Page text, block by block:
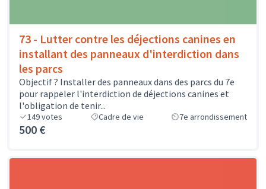
73 - Lutter contre les déjections canines en
installant des panneaux d'interdiction dans
les parcs
Objectif ? Installer des panneaux dans des parcs du 7e
pour rappeler l'interdiction de déjections canines et
l'obligation de tenir...
149votes Cadre de vie 7e arrondissement
500 €